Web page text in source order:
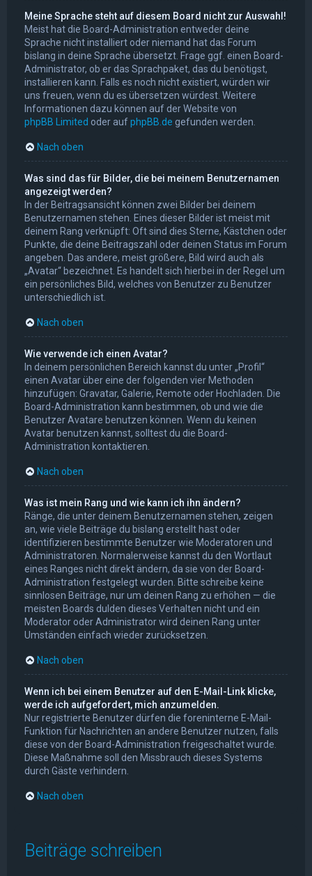
Meine Sprache steht auf diesem Board nicht zur Auswahl!
Meist hat die Board-Administration entweder deine
Sprache nicht installiert oder niemand hat das Forum
bislang in deine Sprache übersetzt. Frage ggf. einen Board-
Administrator, ob er das Sprachpaket, das du benötigst,
installieren kann. Falls es noch nicht existiert, würden wir
uns freuen, wenn du es übersetzen würdest. Weitere
Informationen dazu können auf der Website von
phpBB Limited oder aufphpBB.de gefunden werden.
Nach oben
Was sind das für Bilder, die bei meinem Benutzernamen
angezeigt werden?
In der Beitragsansicht können zwei Bilder bei deinem
Benutzernamen stehen. Eines dieser Bilder ist meist mit
deinem Rang verknüpft: Oft sind dies Sterne, Kästchen oder
Punkte, die deine Beitragszahl oder deinen Status im Forum
angeben. Das andere, meist größere, Bild wird auch als
„Avatar“ bezeichnet. Es handelt sich hierbei in der Regel um
ein persönliches Bild, welches von Benutzer zu Benutzer
unterschiedlich ist.
Nach oben
Wie verwende ich einen Avatar?
In deinem persönlichen Bereich kannst du unter „Profil“
einen Avatar über eine der folgenden vier Methoden
hinzufügen: Gravatar, Galerie, Remote oder Hochladen. Die
Board-Administration kann bestimmen, ob und wie die
Benutzer Avatare benutzen können. Wenn du keinen
Avatar benutzen kannst, solltest du die Board-
Administration kontaktieren.
Nach oben
Was ist mein Rang und wie kann ich ihn ändern?
Ränge, die unter deinem Benutzernamen stehen, zeigen
an, wie viele Beiträge du bislang erstellt hast oder
identifizieren bestimmte Benutzer wie Moderatoren und
Administratoren. Normalerweise kannst du den Wortlaut
eines Ranges nicht direkt ändern, da sie von der Board-
Administration festgelegt wurden. Bitte schreibe keine
sinnlosen Beiträge, nur um deinen Rang zu erhöhen — die
meisten Boards dulden dieses Verhalten nicht und ein
Moderator oder Administrator wird deinen Rang unter
Umständen einfach wieder zurücksetzen.
Nach oben
Wenn ich bei einem Benutzer auf den E-Mail-Link klicke,
werde ich aufgefordert, mich anzumelden.
Nur registrierte Benutzer dürfen die foreninterne E-Mail-
Funktion für Nachrichten an andere Benutzer nutzen, falls
diese von der Board-Administration freigeschaltet wurde.
Diese Maßnahme soll den Missbrauch dieses Systems
durch Gäste verhindern.
Nach oben
Beiträge schreiben